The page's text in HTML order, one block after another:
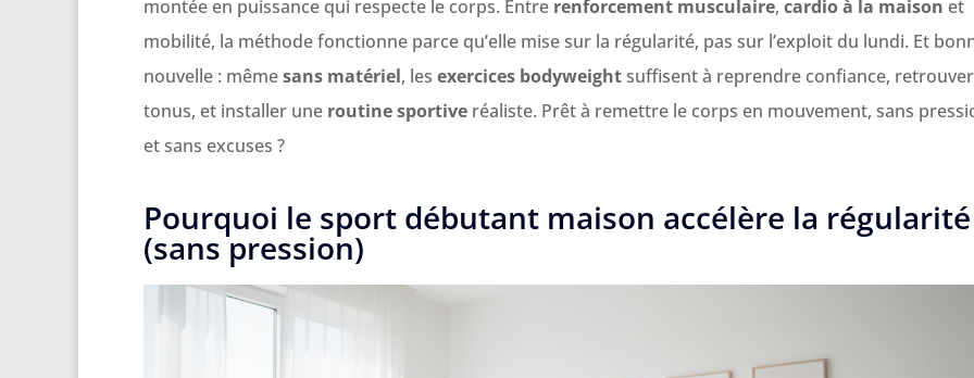
montée en puissance qui respecte le corps. Entre renforcement musculaire, cardio à la maison et
mobilité, la méthode fonctionne parce qu’elle mise sur la régularité, pas sur l’exploit du lundi. Et
nouvelle : mêmesans matériel, les exercices bodyweightsuffisent à reprendre confiance,
tonus, et installer une routine sportive réaliste. Prêt à remettre le corps en mouvement, sans
et sans excuses ?
Pourquoi le sport débutant maison accélère la régularité
(sans pression)